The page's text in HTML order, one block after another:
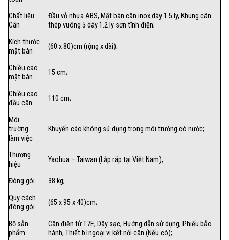
Chất liệu
Cân
Đầu vỏ nhựa ABS, Mặt bàn cân inox dày 1.5 ly, Khung cân
thép vuông 5 dày 1.2 ly sơn tĩnh điện;
Kích thước
mặt bàn
(60 x 80)cm (rộng x dài);
Chiều cao
mặt bàn
15 cm;
Chiều cao
đầu cân
110 cm;
Môi
trường
làm việc
Khuyến cáo không sử dụng trong môi trường có nước;
Thương
hiệu
Yaohua – Taiwan (Lắp ráp tại Việt Nam);
Đóng gói
38 kg;
Quy cách
đóng gói
(65 x 95 x 40)cm;
Bộ sản
phẩm
Cân điện tử T7E, Dây sạc, Hướng dẫn sử dụng, Phiếu bảo
hành, Thiết bị ngoại vi kết nối cân (Nếu có);